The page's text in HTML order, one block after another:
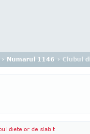
› Numarul 1146 › Clubul
dietelor de slabit